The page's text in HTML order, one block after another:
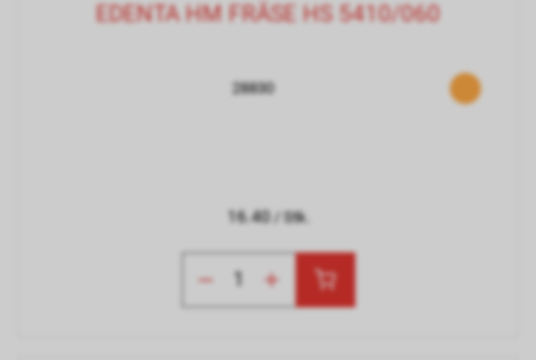
EDENTA HM FRÄSE HS 5410/060
28830
16.40/ Stk.